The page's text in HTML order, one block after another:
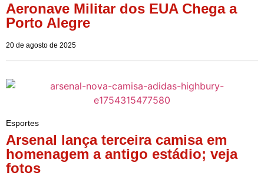
Aeronave Militar dos EUA Chega a
Porto Alegre
20 de agosto de 2025
Esportes
Arsenal lança terceira camisa em
homenagem a antigo estádio; veja
fotos